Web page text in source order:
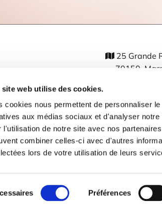
site web utilise des cookies.
cookies nous permettent de personnaliser
aux médias sociaux et d'analyser
l'utilisation de notre site avec nos
combiner celles-ci avec d'autres
lors de votre utilisation de leurs
Préférences
25 Grande
70150
 Politique de